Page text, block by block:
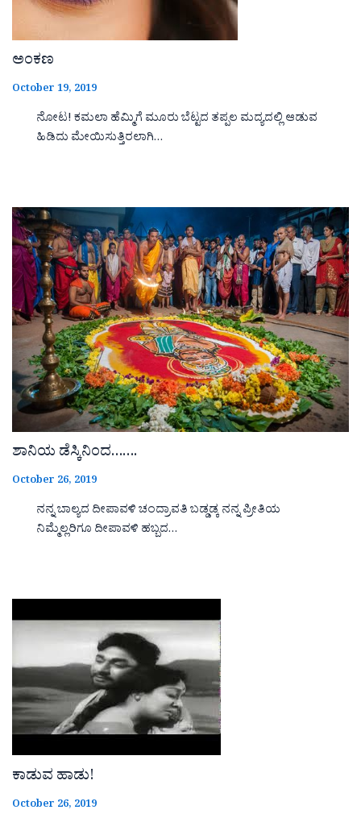
ಅಂಕಣ
October 19, 2019
ನೋಟ! ಕಮಲಾ ಹೆಮ್ಮಿಗೆ ಮೂರು ಬೆಟ್ಟದ ತಪ್ಪಲ ಮದ್ಯದಲ್ಲಿ ಆಡುವ
ಹಿಡಿದು ಮೇಯಿಸುತ್ತಿರಲಾಗಿ…
ಶಾನಿಯ ಡೆಸ್ಕಿನಿಂದ…….
October 26, 2019
ನನ್ನ ಬಾಲ್ಯದ ದೀಪಾವಳಿ ಚಂದ್ರಾವತಿ ಬಡ್ಡಡ್ಕ ನನ್ನ ಪ್ರೀತಿಯ
ನಿಮ್ಮೆಲ್ಲರಿಗೂ ದೀಪಾವಳಿ ಹಬ್ಬದ…
ಕಾಡುವ ಹಾಡು!
October 26, 2019